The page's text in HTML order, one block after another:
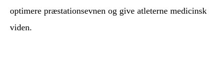
optimere præstationsevnen og give atleterne medicinsk
viden.